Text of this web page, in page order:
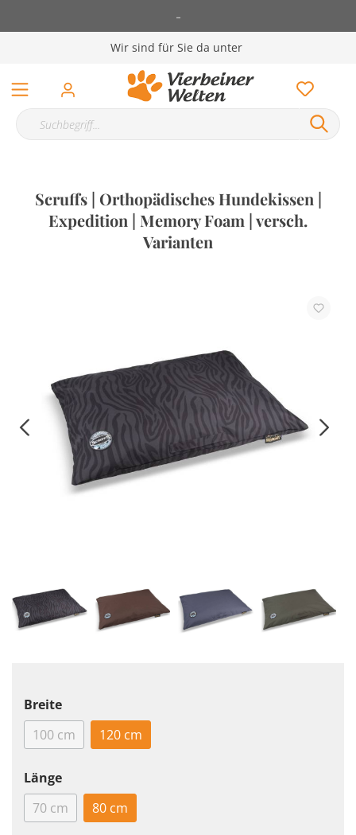
-
Wir sind für Sie da unter
Scruffs | Orthopädisches Hundekissen |
Expedition | Memory Foam | versch.
Varianten
Breite
100 cm
120 cm
Länge
70 cm
80 cm